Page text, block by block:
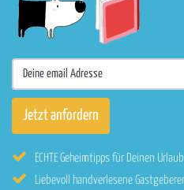
ECHTE Geheimtipps für Deinen
Liebevoll handverlesene